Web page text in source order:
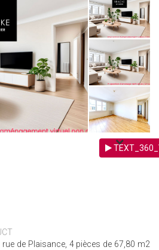
de Plaisance, 4 pièces de 67,80 m2